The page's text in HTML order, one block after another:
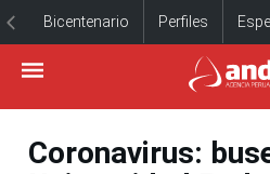
Bicentenario Perfiles
Coronavirus: